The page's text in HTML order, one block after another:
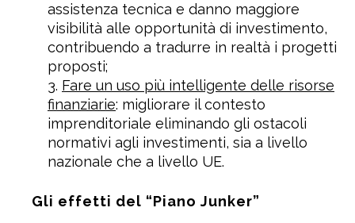
assistenza tecnica e danno maggiore
visibilità alle opportunità di investimento,
contribuendo a tradurre in realtà i progetti
proposti;
Fare un uso più intelligente delle risorse
finanziarie: migliorare il contesto
imprenditoriale eliminando gli ostacoli
normativi agli investimenti, sia a livello
nazionale che a livello UE.
Gli effetti del “Piano Junker”